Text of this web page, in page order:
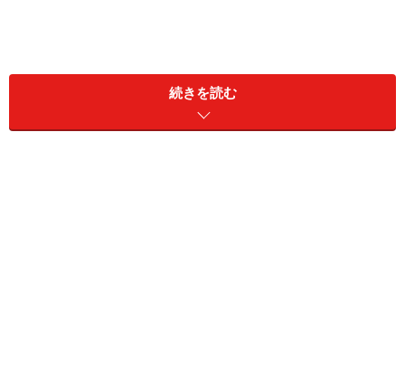
箇条書きの先頭に行頭文字を付けたスライド。このほうが箇
続きを読む